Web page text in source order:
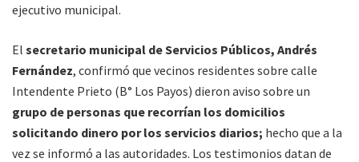
ejecutivo municipal.
El secretario municipal de Servicios Públicos, Andrés
Fernández, confirmó que vecinos residentes sobre calle
Intendente Prieto (B° Los Payos) dieron aviso sobre un
grupo de personas que recorrían los domicilios
solicitando dinero por los servicios diarios; hecho que a la
vez se informó a las autoridades. Los testimonios datan de